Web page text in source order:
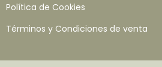
Política de Cookies
Términos y Condiciones de venta